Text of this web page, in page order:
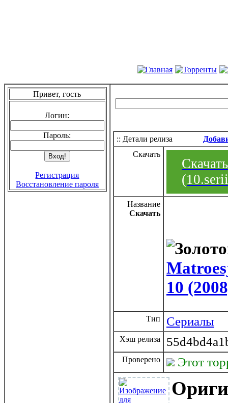
Привет, гость
Логин:
Пароль:
Регистрация
Восстановление пароля
:: Детали релиза
Скачать
Название
Скачать
10
Тип Сериалы
Хэш релиза
Проверено Этот